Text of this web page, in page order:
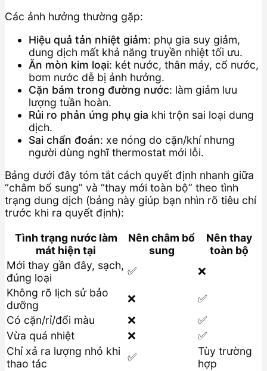
Các ảnh hưởng thường gặp:
Hiệu quả tản nhiệt giảm: phụ gia suy giảm,
dung dịch mất khả năng truyền nhiệt tối ưu.
Ăn mòn kim loại: két nước, thân máy, cổ nước,
bơm nước dễ bị ảnh hưởng.
Cặn bám trong đường nước: làm giảm lưu
lượng tuần hoàn.
Rủi ro phản ứng phụ gia khi trộn sai loại dung
dịch.
Sai chẩn đoán: xe nóng do cặn/khí nhưng
người dùng nghĩ thermostat mới lỗi.
Bảng dưới đây tóm tắt cách quyết định nhanh giữa
“châm bổ sung” và “thay mới toàn bộ” theo tình
trạng dung dịch (bảng này giúp bạn nhìn rõ tiêu chí
trước khi ra quyết định):
Tình trạng nước làm
mát hiện tại
Nên châm bổ
sung
Nên thay
toàn bộ
Mới thay gần đây, sạch,
đúng loại
✅
❌
Không rõ lịch sử bảo
dưỡng
❌
✅
Có cặn/rỉ/đổi màu
❌
✅
Vừa quá nhiệt
❌
✅
Chỉ xả ra lượng nhỏ khi
thao tác
✅
Tùy trường
hợp